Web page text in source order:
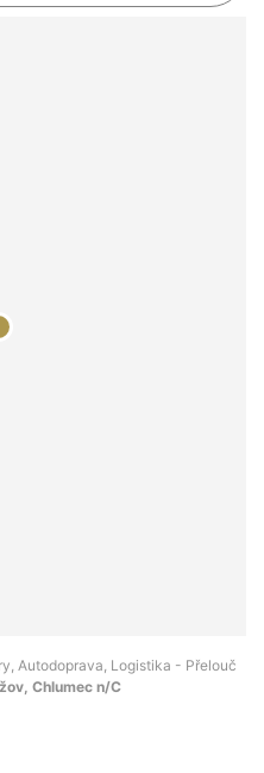
Autodoprava, Logistika - Přelouč
Chlumec n/C